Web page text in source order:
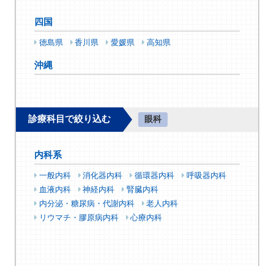
四国
徳島県 香川県 愛媛県 高知県
沖縄
診療科目で絞り込む 眼科
内科系
一般内科 消化器内科 循環器内科
呼吸器内科
血液内科
神経内科
腎臓内科
内分泌・糖尿病・代謝内科
老人内科
リウマチ・膠原病内科
心療内科